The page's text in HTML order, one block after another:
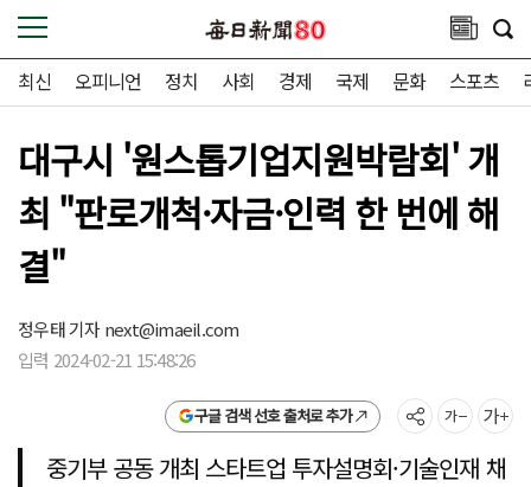
최신 오피니언 정치 사회 경제 국제 문화 스포츠
대구시 '원스톱기업지원박람회' 개
최 "판로개척·자금·인력 한 번에 해
결"
정우태 기자next@imaeil.com
입력 2024-02-21 15:48:26
구글 검색 선호 출처로 추가
중기부 공동 개최 스타트업 투자설명회·기술인재 채